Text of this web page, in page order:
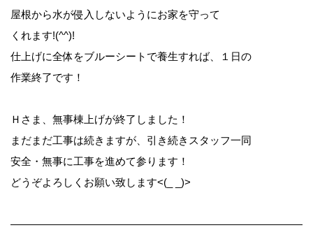
屋根から水が侵入しないようにお家を守って
くれます!(^^)!
仕上げに全体をブルーシートで養生すれば、１日の
作業終了です！
Ｈさま、無事棟上げが終了しました！
まだまだ工事は続きますが、引き続きスタッフ一同
安全・無事に工事を進めて参ります！
どうぞよろしくお願い致します<(_ _)>